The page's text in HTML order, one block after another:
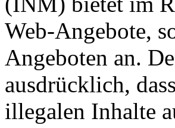
Web-Angebote,
Angeboten an.
ausdrücklich,
illegalen Inhalte